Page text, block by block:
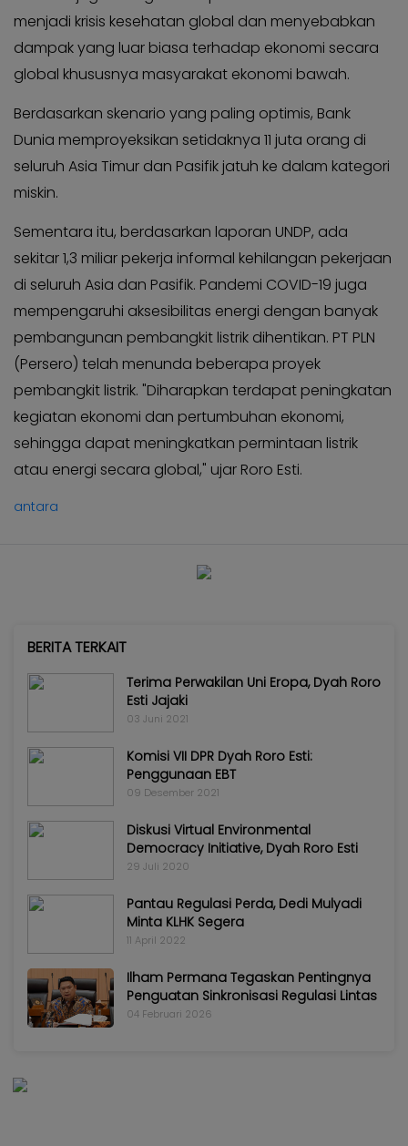
menjadi krisis kesehatan global dan menyebabkan
dampak yang luar biasa terhadap ekonomi secara
global khususnya masyarakat ekonomi bawah.
Berdasarkan skenario yang paling optimis, Bank
Dunia memproyeksikan setidaknya 11 juta orang di
seluruh Asia Timur dan Pasifik jatuh ke dalam kategori
miskin.
Sementara itu, berdasarkan laporan UNDP, ada
sekitar 1,3 miliar pekerja informal kehilangan pekerjaan
di seluruh Asia dan Pasifik. Pandemi COVID-19 juga
mempengaruhi aksesibilitas energi dengan banyak
pembangunan pembangkit listrik dihentikan. PT PLN
(Persero) telah menunda beberapa proyek
pembangkit listrik. "Diharapkan terdapat peningkatan
kegiatan ekonomi dan pertumbuhan ekonomi,
sehingga dapat meningkatkan permintaan listrik
atau energi secara global," ujar Roro Esti.
antara
BERITA TERKAIT
Terima Perwakilan Uni Eropa, Dyah Roro
Esti Jajaki
03 Juni 2021
Komisi VII DPR Dyah Roro Esti:
Penggunaan EBT
09 Desember 2021
Diskusi Virtual Environmental
Democracy Initiative, Dyah Roro Esti
29 Juli 2020
Pantau Regulasi Perda, Dedi Mulyadi
Minta KLHK Segera
11 April 2022
Ilham Permana Tegaskan Pentingnya
Penguatan Sinkronisasi Regulasi Lintas
04 Februari 2026